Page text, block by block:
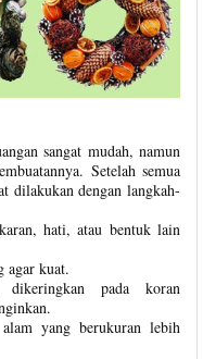
sangat mudah, namun
Setelah semua
dilakukan dengan langkah-
hati, atau bentuk lain
agar kuat.
dikeringkan pada koran
yang berukuran lebih